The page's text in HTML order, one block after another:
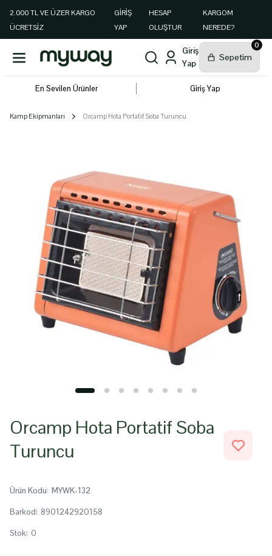
2.000 TL VE ÜZER KARGO
ÜCRETSİZ
GIRIŞ
YAP
HESAP
OLUŞTUR
KARGOM
NEREDE?
0
En Sevilen Ürünler Giriş Yap
Kamp Ekipmanları Orcamp Hota Portatif Soba Turuncu
Orcamp Hota Portatif Soba
Turuncu
Ürün Kodu: MYWK-132
Barkod: 8901242920158
Stok: 0